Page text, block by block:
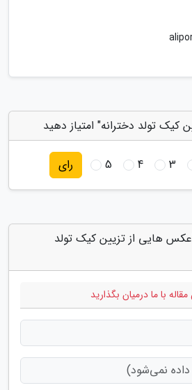
تولد دخترانه" امتیاز دهید
3
4
5 رای
هایی از تزیین کیک تولد
با ما درمیان بگذارید